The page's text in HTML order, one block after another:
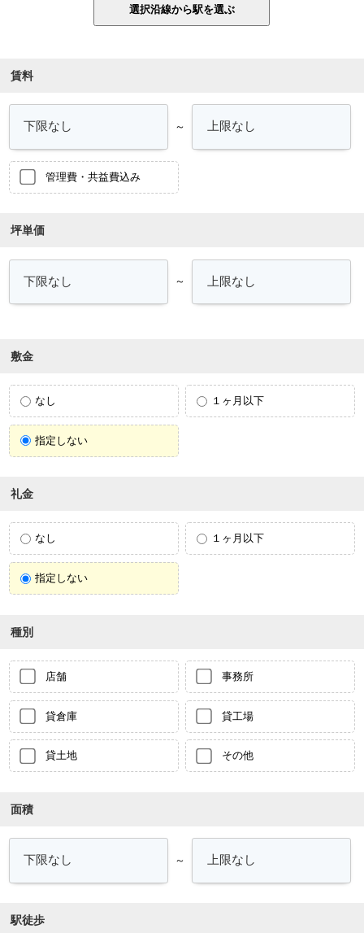
賃料
～
管理費・共益費込み
坪単価
～
敷金
なし １ヶ月以下
指定しない
礼金
なし １ヶ月以下
指定しない
種別
店舗 事務所
貸倉庫 貸工場
貸土地 その他
面積
～
駅徒歩